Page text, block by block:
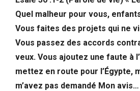
Quel malheur pour vous,
Vous faites des projets qui ne
Vous passez des accords
veux. Vous ajoutez une faute à
mettez en route pour l’Égypte,
m’avez pas demandé Mon avis…